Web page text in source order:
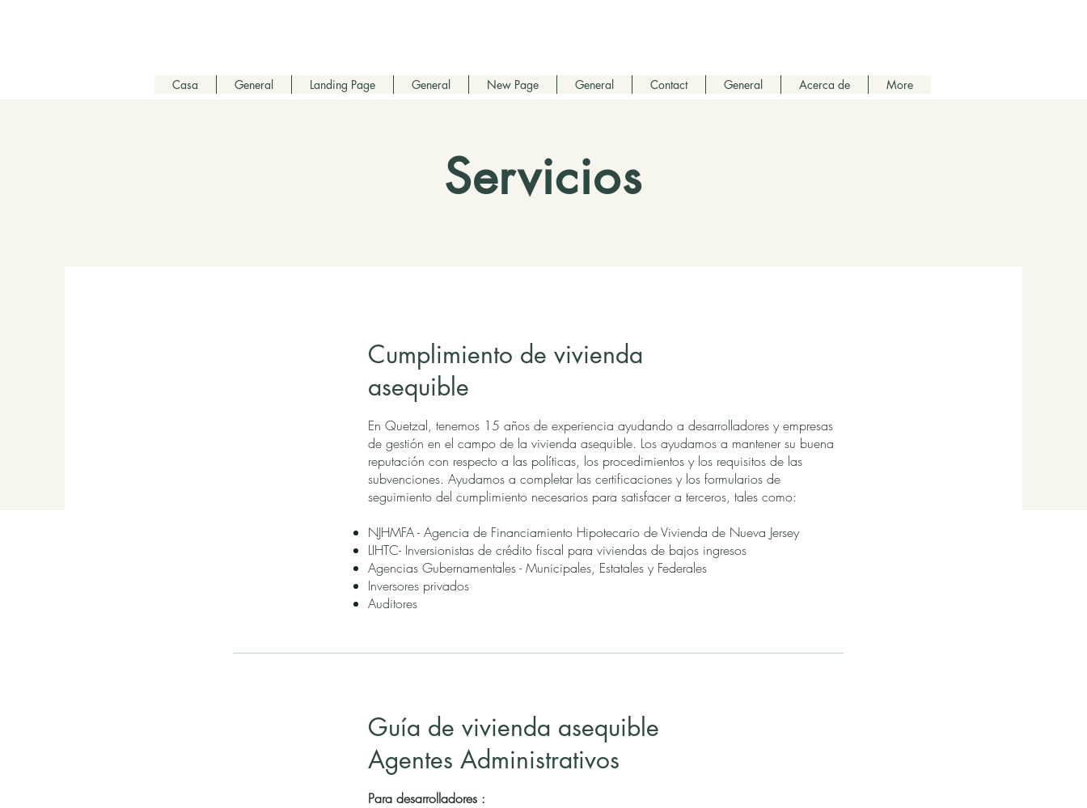
Casa General Landing Page General New Page General Contact General Acerca de More
Servicios
Cumplimiento de vivienda
asequible
En Quetzal, tenemos 15 años de experiencia ayudando a desarrolladores y empresas
de gestión en el campo de la vivienda asequible. Los ayudamos a mantener su buena
reputación con respecto a las políticas, los procedimientos y los requisitos de las
subvenciones. Ayudamos a completar las certificaciones y los formularios de
seguimiento del cumplimiento necesarios para satisfacer a terceros, tales como:
NJHMFA - Agencia de Financiamiento Hipotecario de Vivienda de Nueva Jersey
LIHTC- Inversionistas de crédito fiscal para viviendas de bajos ingresos
Agencias Gubernamentales - Municipales, Estatales y Federales
Inversores privados
Auditores
Guía de vivienda asequible
Agentes Administrativos
Para desarrolladores :